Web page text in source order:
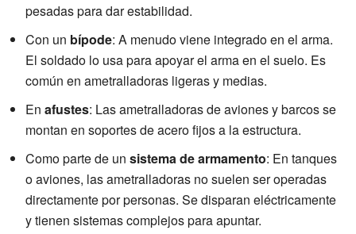
pesadas para dar estabilidad.
Con un bípode: A menudo viene integrado en el arma.
El soldado lo usa para apoyar el arma en el suelo. Es
común en ametralladoras ligeras y medias.
En afustes: Las ametralladoras de aviones y barcos se
montan en soportes de acero fijos a la estructura.
Como parte de un sistema de armamento: En tanques
o aviones, las ametralladoras no suelen ser operadas
directamente por personas. Se disparan eléctricamente
y tienen sistemas complejos para apuntar.